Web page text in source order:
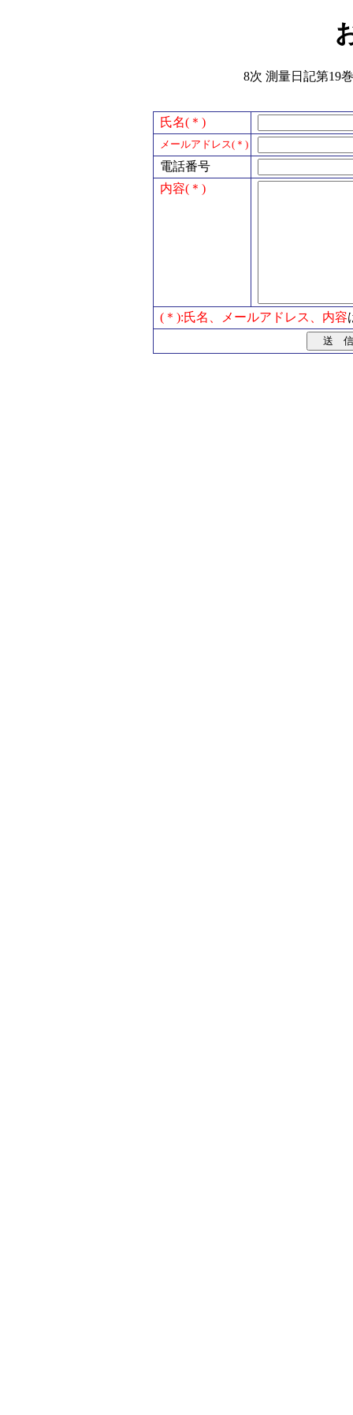
8次 測量日記第19
氏名(＊)
メールアドレス(＊)
電話番号
内容(＊)
(＊):氏名、メールアドレス、内容